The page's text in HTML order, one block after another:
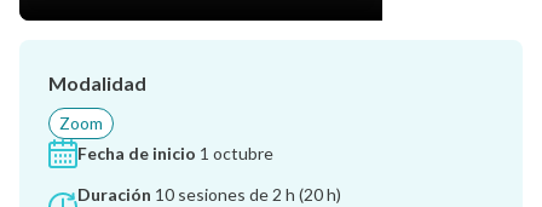
Modalidad
Zoom
Fecha de inicio 1 octubre
Duración 10 sesiones de 2 h (20 h)